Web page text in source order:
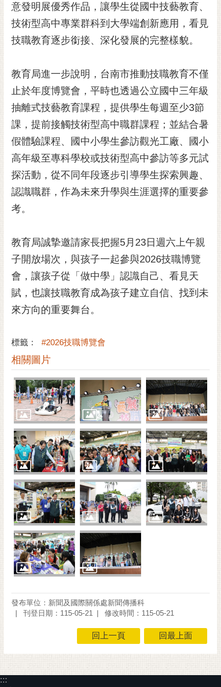
意發明展優秀作品，讓學生從國中技藝教育、
技術型高中專業群科到大學端創新應用，看見
技職教育逐步銜接、深化發展的完整樣貌。
教育局進一步說明，台南市推動技職教育不僅
止於年度博覽會，平時也透過公立國中三年級
抽離式技藝教育課程，提供學生每週至少3節
課，提前接觸技術型高中職群課程；並結合暑
假體驗課程、國中小學生參訪觀光工廠、國小
高年級至專科學校或技術型高中參訪等多元試
探活動，從不同年段逐步引導學生探索興趣、
認識職群，作為未來升學與生涯選擇的重要參
考。
教育局誠摯邀請家長把握5月23日週六上午親
子開放場次，與孩子一起參與2026技職博覽
會，讓孩子從「做中學」認識自己、看見天
賦，也讓技職教育成為孩子建立自信、找到未
來方向的重要舞台。
標籤： #2026技職博覽會
相關圖片
發布單位：新聞及國際關係處新聞傳播科
刊登日期：115-05-21
修改時間：115-05-21
回上一頁 回最上面
:::